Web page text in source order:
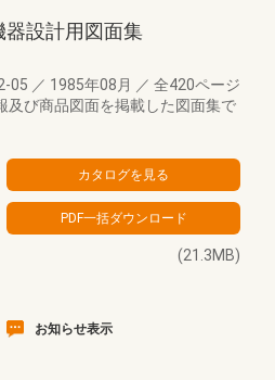
器設計用図面集
05 ／ 1985年08月 ／ 全420ページ
及び商品図面を掲載した図面集で
(21.3MB)
お知らせ表示